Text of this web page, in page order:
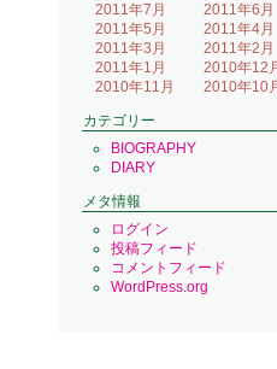
2011年7月
2011年6月
2011年5月
2011年4月
2011年3月
2011年2月
2011年1月
2010年12
2010年11月
2010年10
カテゴリー
BIOGRAPHY
DIARY
メタ情報
ログイン
投稿フィード
コメントフィード
WordPress.org